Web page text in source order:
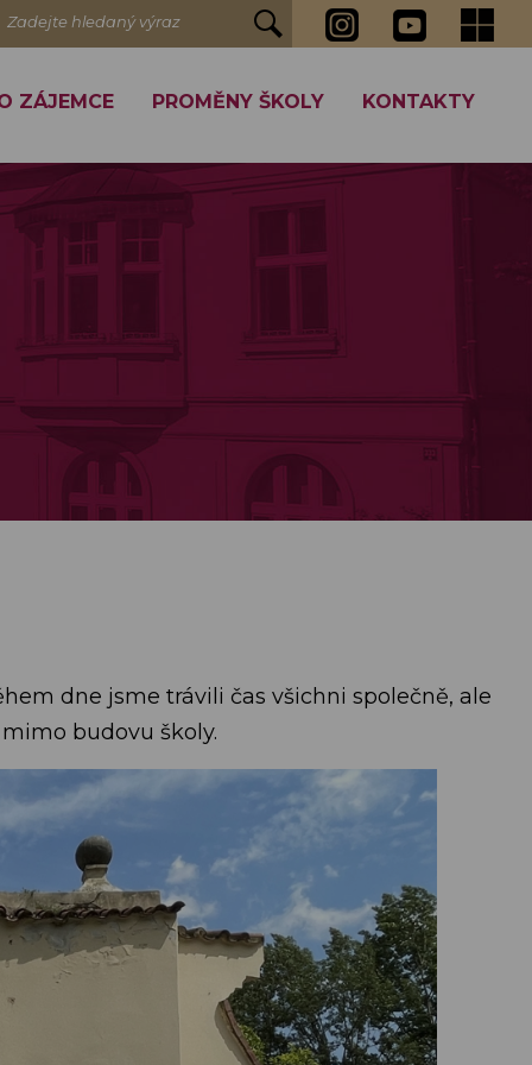
ZÁJEMCE PROMĚNY ŠKOLY KONTAKTY
Zadejte hledaný výraz
dne jsme trávili čas všichni společně, ale
budovu školy.